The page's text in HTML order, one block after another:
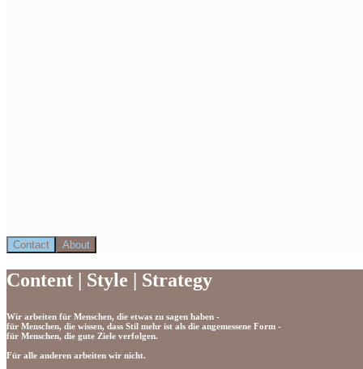
Contact
Contact About
About
Content | Style | Strategy
Wir arbeiten für Menschen, die etwas zu sagen haben -
für Menschen, die wissen, dass Stil mehr ist als die angemessene Form -
für Menschen, die gute Ziele verfolgen.
Für alle anderen arbeiten wir nicht.